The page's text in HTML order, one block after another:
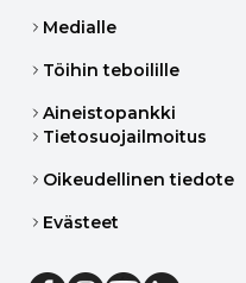
Medialle
Töihin teboilille
Aineistopankki
Tietosuojailmoitus
Oikeudellinen tiedote
Evästeet